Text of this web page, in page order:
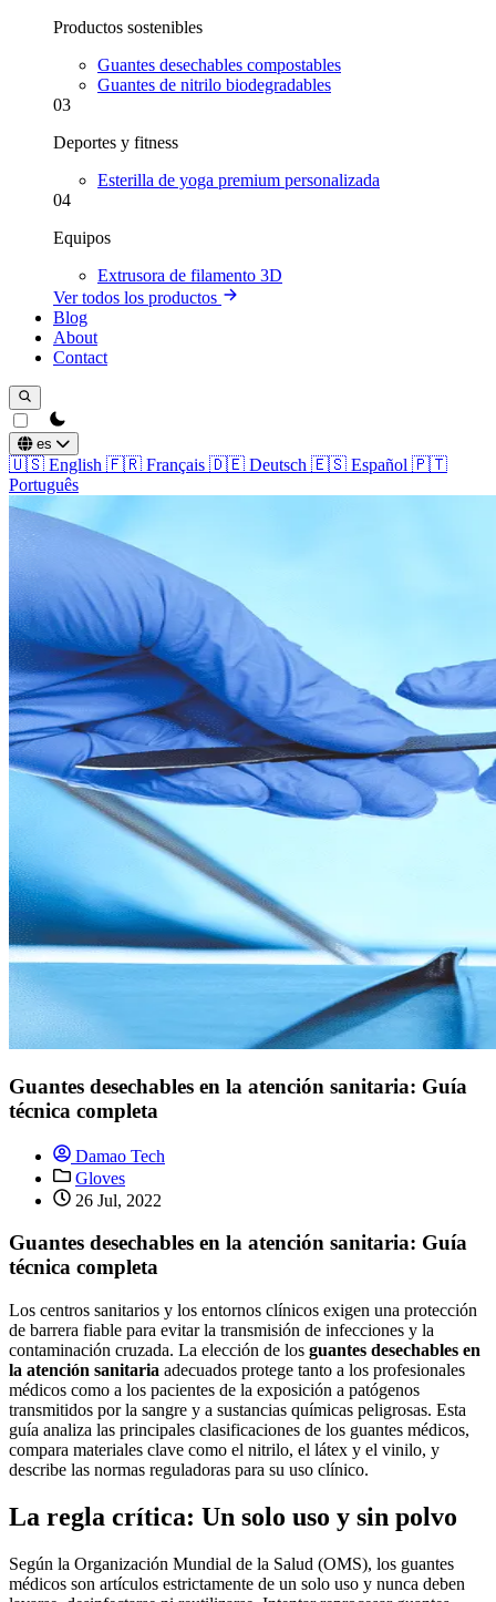
Productos sostenibles
Guantes desechables compostables
Guantes de nitrilo biodegradables
03
Deportes y fitness
Esterilla de yoga premium personalizada
04
Equipos
Extrusora de filamento 3D
Ver todos los productos
Blog
About
Contact
theme switcher
es
🇺🇸 English 🇫🇷 Français 🇩🇪 Deutsch 🇪🇸 Español 🇵🇹
Português
Guantes desechables en la atención sanitaria: Guía
técnica completa
Damao Tech
Gloves
26 Jul, 2022
Guantes desechables en la atención sanitaria: Guía
técnica completa
Los centros sanitarios y los entornos clínicos exigen una protección
de barrera fiable para evitar la transmisión de infecciones y la
contaminación cruzada. La elección de los guantes desechables en
la atención sanitaria adecuados protege tanto a los profesionales
médicos como a los pacientes de la exposición a patógenos
transmitidos por la sangre y a sustancias químicas peligrosas. Esta
guía analiza las principales clasificaciones de los guantes médicos,
compara materiales clave como el nitrilo, el látex y el vinilo, y
describe las normas reguladoras para su uso clínico.
La regla crítica: Un solo uso y sin polvo
Según la Organización Mundial de la Salud (OMS), los guantes
médicos son artículos estrictamente de un solo uso y nunca deben